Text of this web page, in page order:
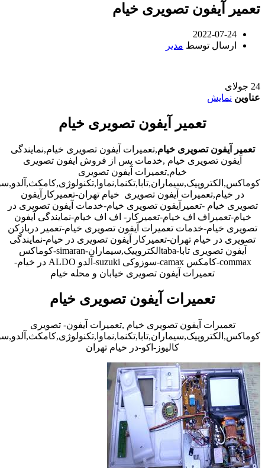
تعمیر آیفون تصویری خیام
2022-07-24
ارسال توسط مدیر
24 جولای
عناوین نمایش
تعمیر آیفون تصویری خیام
تعمیر آیفون تصویری خیام,تعمیرات آیفون تصویری خیام,نمایندگی
آیفون تصویری خیام ,خدمات پس از فروش ایفون تصویری
خیام,تعمیرات آیفون تصویری
در خیام,تعمیرات آیفون تصویری خیام تهران-تعمیرکارآیفون
تصویری خیام -تعمیرآیفون تصویری خیام-خدمات آیفون تصویری در
خیام-تعمیراف اف خیام-تعمیرکار- اف اف خیام-نمایندگی آیفون
تصویری خیام-خدمات تعمیرات آیفون تصویری خیام-تعمیر دربازکن
تصویری در خیام تهران-تعمیرکار آیفون تصویری در خیام-نمایندگی
آیفون تصویری تابا-tabaالکتروپیک,سیماران-simaran-کوماکس
commax-کامکس camax-سوزوکی suzuki-آلدو ALDO در خیام-
تعمیرات آیفون تصویری خیابان و محله خیام
تعمیرات آیفون تصویری خیام
تعمیرات آیفون تصویری خیام ,تعمیرات آیفون- تصویری
کالیوز-اکو-در خیام تهران